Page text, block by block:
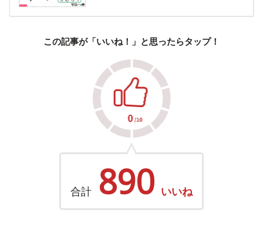
この記事が「いいね！」と思ったらタップ！
合計 890 いいね